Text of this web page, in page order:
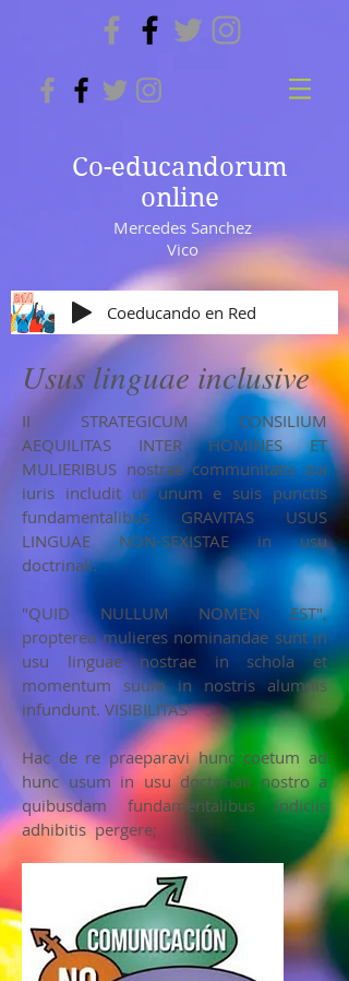
Co-educandorum
online
Mercedes Sanchez
Vico
Coeducando en Red
Usus linguae inclusive
II STRATEGICUM CONSILIUM
AEQUILITAS INTER HOMINES ET
MULIERIBUS nostrae communitatis sui
iuris includit ut unum e suis punctis
fundamentalibus GRAVITAS USUS
LINGUAE NON-SEXISTAE in usu
doctrinali.
"QUID NULLUM NOMEN EST",
propterea mulieres nominandae sunt in
usu linguae nostrae in schola et
momentum suum in nostris alumnis
infundunt. VISIBILITAS'
Hac de re praeparavi hunc coetum ad
hunc usum in usu doctrinali nostro a
quibusdam fundamentalibus indiciis
adhibitis pergere;